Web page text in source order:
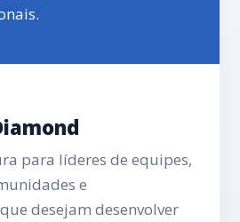
para líderes de equipes,
e
desejam desenvolver